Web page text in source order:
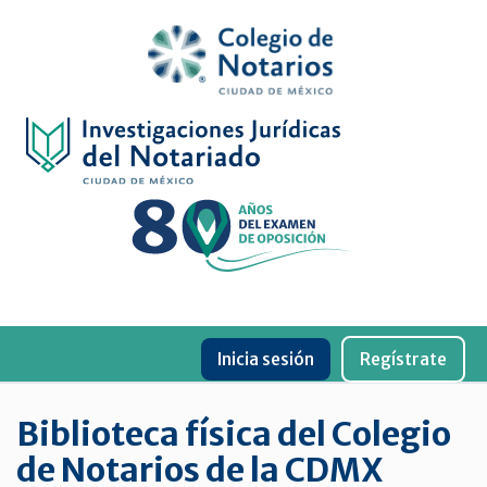
Física
Jurídica
virtual
de
Inicia sesión Regístrate
Biblioteca física del Colegio
de Notarios de la CDMX